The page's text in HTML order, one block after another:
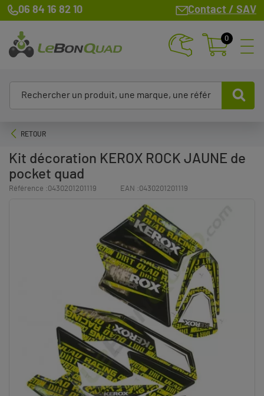
06 84 16 82 10 Contact / SAV
0
RETOUR
Kit décoration KEROX ROCK JAUNE de
pocket quad
Référence :0430201201119 EAN :0430201201119